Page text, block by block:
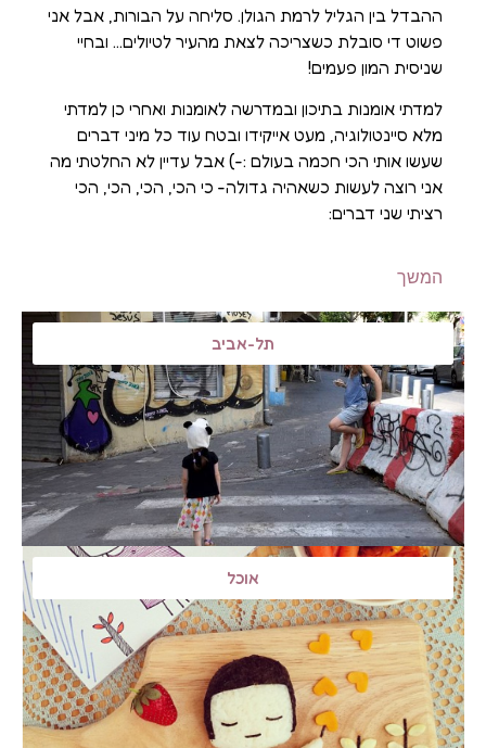
ההבדל בין הגליל לרמת הגולן. סליחה על הבורות, אבל אני
פשוט די סובלת כשצריכה לצאת מהעיר לטיולים… ובחיי
שניסית המון פעמים!
למדתי אומנות בתיכון ובמדרשה לאומנות ואחרי כן למדתי
מלא סיינטולוגיה, מעט אייקידו ובטח עוד כל מיני דברים
שעשו אותי הכי חכמה בעולם :-) אבל עדיין לא החלטתי מה
אני רוצה לעשות כשאהיה גדולה- כי הכי, הכי, הכי, הכי
רציתי שני דברים:
המשך
תל-אביב
אוכל